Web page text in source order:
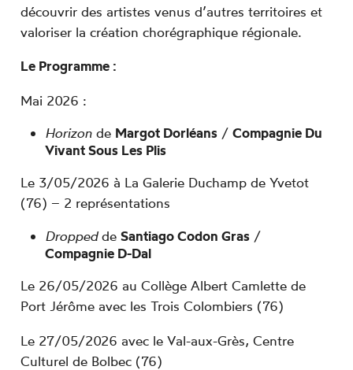
découvrir des artistes venus d’autres territoires et
valoriser la création chorégraphique régionale.
Le Programme :
Mai 2026 :
Horizonde Margot Dorléans/ Compagnie Du
Vivant Sous Les Plis
Le 3/05/2026 à La Galerie Duchamp de Yvetot
(76) – 2 représentations
Droppedde Santiago Codon Gras/
Compagnie D-Dal
Le 26/05/2026 au Collège Albert Camlette de
Port Jérôme avec les Trois Colombiers (76)
Le 27/05/2026 avec le Val-aux-Grès, Centre
Culturel de Bolbec (76)